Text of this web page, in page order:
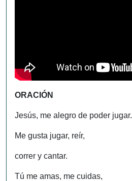
ORACIÓN
Jesús, me alegro de poder jugar.
Me gusta jugar, reír,
correr y cantar.
Tú me amas, me cuidas,